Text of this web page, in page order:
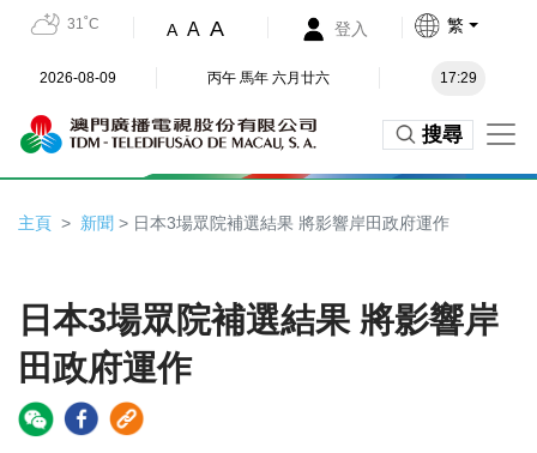
31˚C A A A 登入 繁
2026-08-09 丙午 馬年 六月廿六 17:29
搜尋
主頁 新聞 > 日本3場眾院補選結果 將影響岸田政府運作
日本3場眾院補選結果 將影響岸
田政府運作